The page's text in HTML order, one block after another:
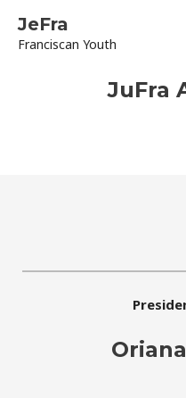
contenu
JeFra
Franciscan Youth
JuFra